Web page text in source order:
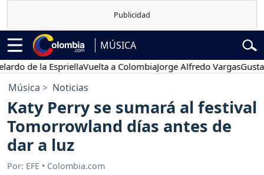
MÚSICA
de la EspriellaVuelta a ColombiaJorge Alfredo VargasGustavo
Música Noticias
Katy Perry se sumará al festival
Tomorrowland días antes de
dar a luz
Por: EFE • Colombia.com